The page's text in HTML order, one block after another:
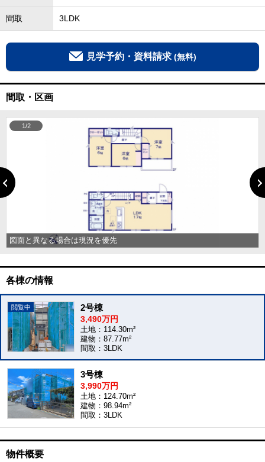
間取 3LDK
見学予約・資料請求 (無料)
間取・区画
図面と異なる場合は現況を優先
1/2
各棟の情報
2号棟
3,490万円
土地：114.30m²
建物：87.77m²
間取：3LDK
3号棟
3,990万円
土地：124.70m²
建物：98.94m²
間取：3LDK
物件概要